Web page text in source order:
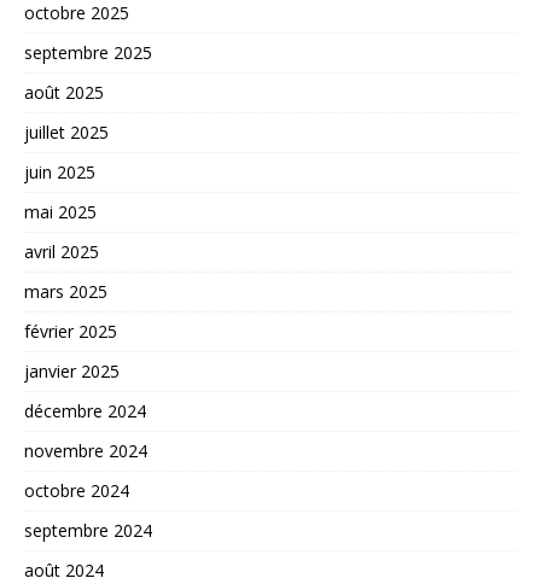
octobre 2025
septembre 2025
août 2025
juillet 2025
juin 2025
mai 2025
avril 2025
mars 2025
février 2025
janvier 2025
décembre 2024
novembre 2024
octobre 2024
septembre 2024
août 2024